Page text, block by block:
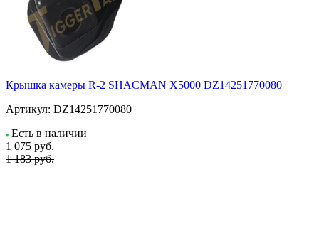
Крышка камеры R-2 SHACMAN X5000 DZ14251770080
Артикул: DZ14251770080
Есть в наличии
1 075 руб.
1 183 руб.